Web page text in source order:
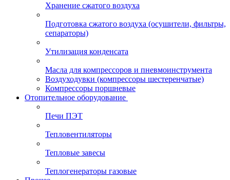
Хранение сжатого воздуха
Подготовка сжатого воздуха (осушители, фильтры,
сепараторы)
Утилизация конденсата
Масла для компрессоров и пневмоинструмента
Воздуходувки (компрессоры шестеренчатые)
Компрессоры поршневые
Отопительное оборудование
Печи ПЭТ
Тепловентиляторы
Тепловые завесы
Теплогенераторы газовые